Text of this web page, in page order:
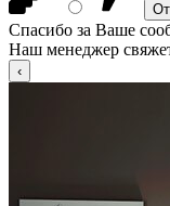
Спасибо за Ваше
Наш менеджер